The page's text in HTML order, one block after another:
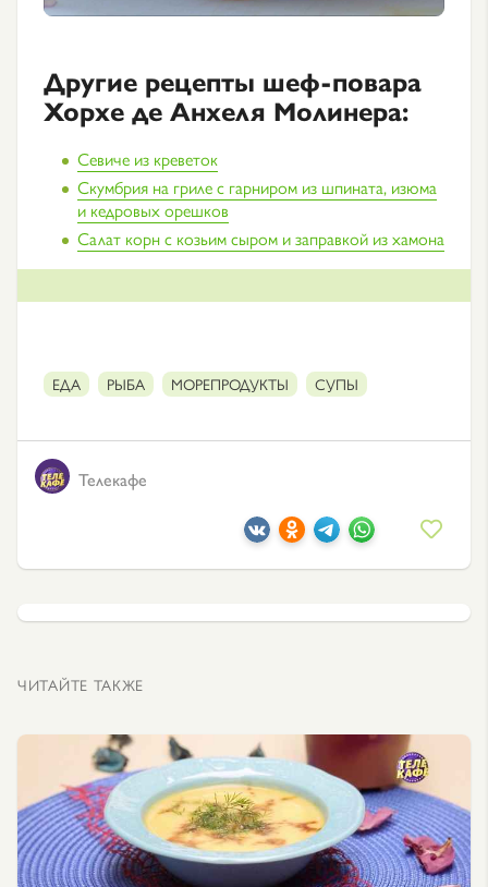
Другие рецепты шеф-повара
Хорхе де Анхеля Молинера:
Севиче из креветок
Скумбрия на гриле с гарниром из шпината, изюма
и кедровых орешков
Салат корн с козьим сыром и заправкой из хамона
ЕДА РЫБА МОРЕПРОДУКТЫ СУПЫ
Телекафе
ЧИТАЙТЕ ТАКЖЕ